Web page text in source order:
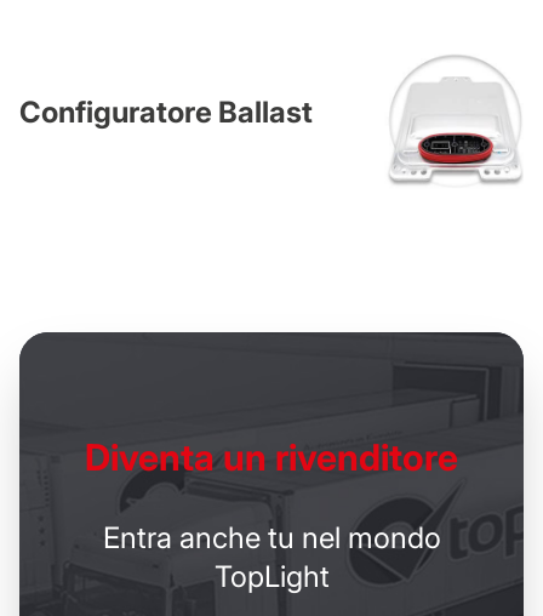
Configuratore Ballast
Diventa un rivenditore
Entra anche tu nel mondo
TopLight